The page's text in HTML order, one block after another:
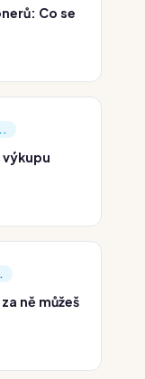
Co se
ně můžeš